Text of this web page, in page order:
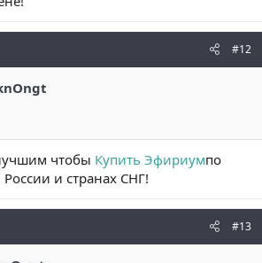
#12
чтобы Купить Эфириумпо
и странах СНГ!
#13